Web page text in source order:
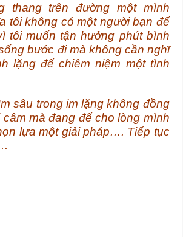
thang trên đường một mình
tôi không có một người bạn để
tôi muốn tận hưởng phút bình
bước đi mà không cần nghĩ
lặng để chiêm niệm một tình
sâu trong im lặng không đồng
câm mà đang để cho lòng mình
lựa một giải pháp…. Tiếp tục